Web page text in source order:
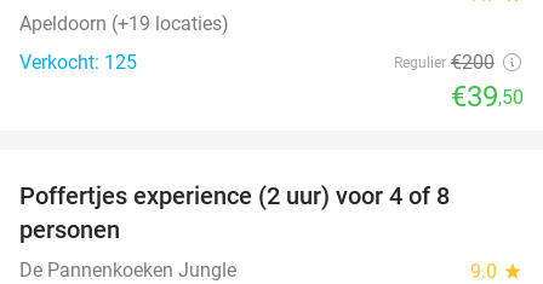
Apeldoorn (+19 locaties)
Verkocht: 125
Regulier €200
€39,50
Poffertjes experience (2 uur) voor 4 of 8
personen
De Pannenkoeken Jungle 9.0 star